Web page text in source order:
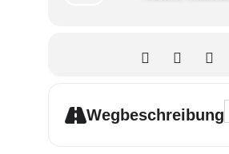
Wegbeschreibung